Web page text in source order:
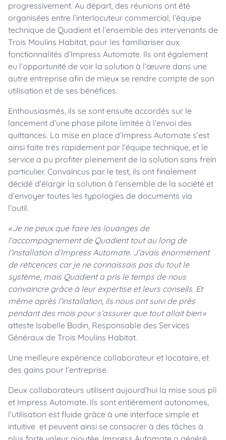
progressivement. Au départ, des réunions ont été
organisées entre l’interlocuteur commercial, l’équipe
technique de Quadient et l’ensemble des intervenants de
Trois Moulins Habitat, pour les familiariser aux
fonctionnalités d’Impress Automate. Ils ont également
eu l’opportunité de voir la solution à l’œuvre dans une
autre entreprise afin de mieux se rendre compte de son
utilisation et de ses bénéfices.
Enthousiasmés, ils se sont ensuite accordés sur le
lancement d’une phase pilote limitée à l’envoi des
quittances. La mise en place d’Impress Automate s’est
ainsi faite très rapidement par l’équipe technique, et le
service a pu profiter pleinement de la solution sans frein
particulier. Convaincus par le test, ils ont finalement
décidé d’élargir la solution à l’ensemble de la société et
d’envoyer toutes les typologies de documents via
l’outil.
« Je ne peux que faire les louanges de
l’accompagnement de Quadient tout au long de
l’installation d’Impress Automate. J’avais énormément
de réticences car je ne connaissais pas du tout le
système, mais Quadient a pris le temps de nous
convaincre grâce à leur expertise et leurs conseils. Et
même après l’installation, ils nous ont suivi de près
pendant des mois pour s’assurer que tout allait bien »
atteste Isabelle Bodin, Responsable des Services
Généraux de Trois Moulins Habitat.
Une meilleure expérience collaborateur et locataire, et
des gains pour l’entreprise
Deux collaborateurs utilisent aujourd’hui la mise sous pli
et Impress Automate. Ils sont entièrement autonomes,
l’utilisation est fluide grâce à une interface simple et
intuitive et peuvent ainsi se consacrer à des tâches à